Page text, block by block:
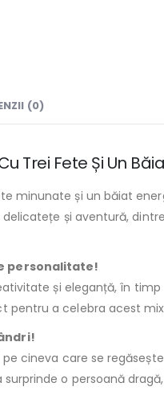
(0)
Trei Fete Și Un
minunate și un băiat
și aventură,
personalitate!
și eleganță, în
pentru a celebra acest
cineva care se
o persoană dragă,